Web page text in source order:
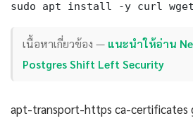
sudo apt install -y curl wget
เนื้อหาเกี่ยวข้อง — แนะนำให้อ่าน
Postgres Shift Left Security
apt-transport-https ca-certificates